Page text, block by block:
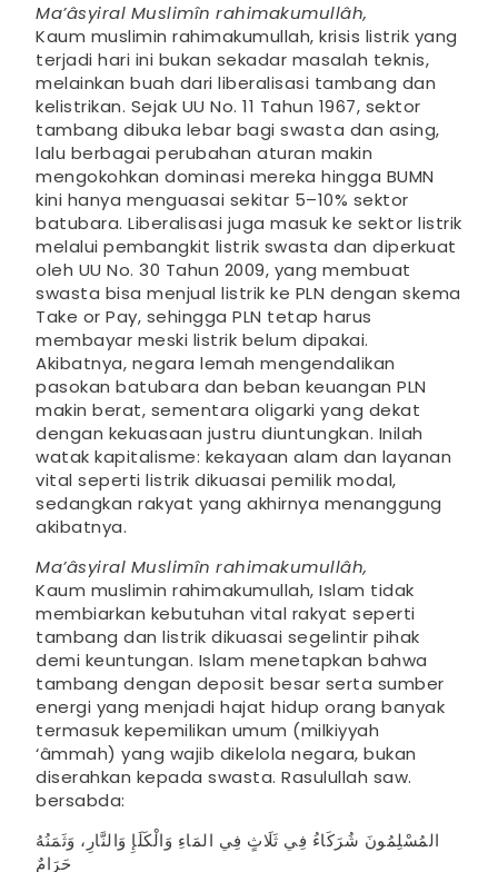
Ma’âsyiral Muslimîn rahimakumullâh,
Kaum muslimin rahimakumullah, krisis listrik yang
terjadi hari ini bukan sekadar masalah teknis,
melainkan buah dari liberalisasi tambang dan
kelistrikan. Sejak UU No. 11 Tahun 1967, sektor
tambang dibuka lebar bagi swasta dan asing,
lalu berbagai perubahan aturan makin
mengokohkan dominasi mereka hingga BUMN
kini hanya menguasai sekitar 5–10% sektor
batubara. Liberalisasi juga masuk ke sektor listrik
melalui pembangkit listrik swasta dan diperkuat
oleh UU No. 30 Tahun 2009, yang membuat
swasta bisa menjual listrik ke PLN dengan skema
Take or Pay, sehingga PLN tetap harus
membayar meski listrik belum dipakai.
Akibatnya, negara lemah mengendalikan
pasokan batubara dan beban keuangan PLN
makin berat, sementara oligarki yang dekat
dengan kekuasaan justru diuntungkan. Inilah
watak kapitalisme: kekayaan alam dan layanan
vital seperti listrik dikuasai pemilik modal,
sedangkan rakyat yang akhirnya menanggung
akibatnya.
Ma’âsyiral Muslimîn rahimakumullâh,
Kaum muslimin rahimakumullah, Islam tidak
membiarkan kebutuhan vital rakyat seperti
tambang dan listrik dikuasai segelintir pihak
demi keuntungan. Islam menetapkan bahwa
tambang dengan deposit besar serta sumber
energi yang menjadi hajat hidup orang banyak
termasuk kepemilikan umum (milkiyyah
‘âmmah) yang wajib dikelola negara, bukan
diserahkan kepada swasta. Rasulullah saw.
bersabda:
المُسْلِمُونَ شُرَكَاءُ فِي ثَلَاثٍ فِي المَاءِ وَالْكَلَإِ وَالنَّارِ، وَثَمَنُهُ
حَرَامٌ